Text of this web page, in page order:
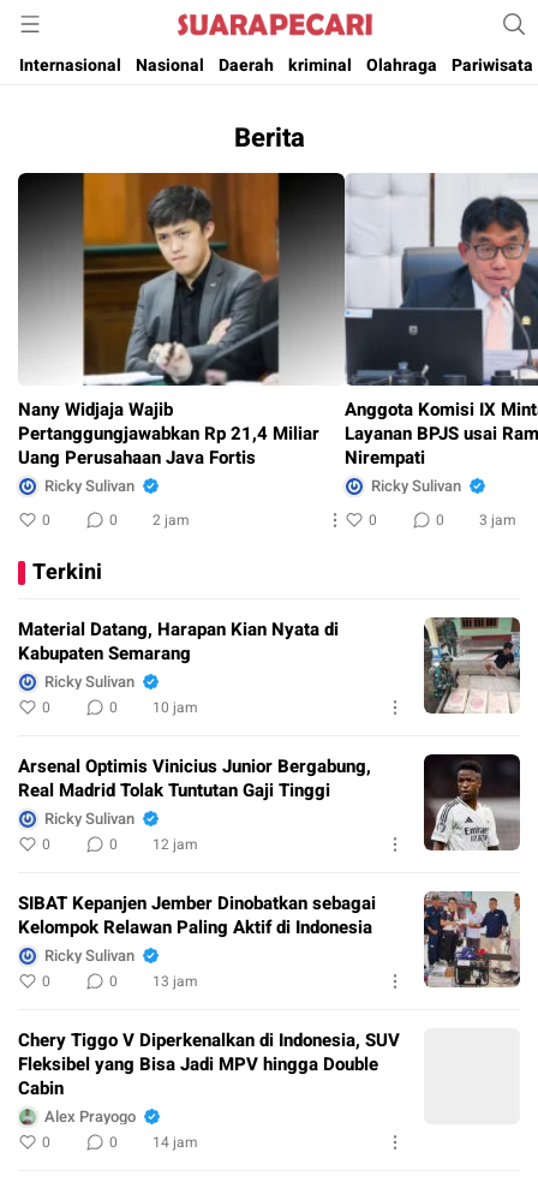
Suara Pecari
Suara Pencerahan Anak Negeri ( Berita Aktual & Terpercaya )
Internasional
Nasional Daerah kriminal Olahraga Pariwisata
Berita
Nany Widjaja Wajib
Pertanggungjawabkan Rp 21,4 Miliar
Uang Perusahaan Java Fortis
Ricky Sulivan
0 0 2 jam
Anggota Komisi IX
Layanan BPJS usai
Nirempati
Ricky Sulivan
0 0 3 jam
Terkini
Material Datang, Harapan Kian Nyata di
Kabupaten Semarang
Ricky Sulivan
0 0 10 jam
Arsenal Optimis Vinicius Junior Bergabung,
Real Madrid Tolak Tuntutan Gaji Tinggi
Ricky Sulivan
0 0 12 jam
SIBAT Kepanjen Jember Dinobatkan sebagai
Kelompok Relawan Paling Aktif di Indonesia
Ricky Sulivan
0 0 13 jam
Chery Tiggo V Diperkenalkan di Indonesia, SUV
Fleksibel yang Bisa Jadi MPV hingga Double
Cabin
Alex Prayogo
0 0 14 jam